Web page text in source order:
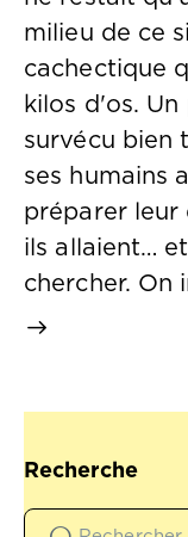
milieu de ce
cachectique
kilos d'os.
survécu bien
ses humains
préparer leur
ils allaient…
chercher. On
Recherche